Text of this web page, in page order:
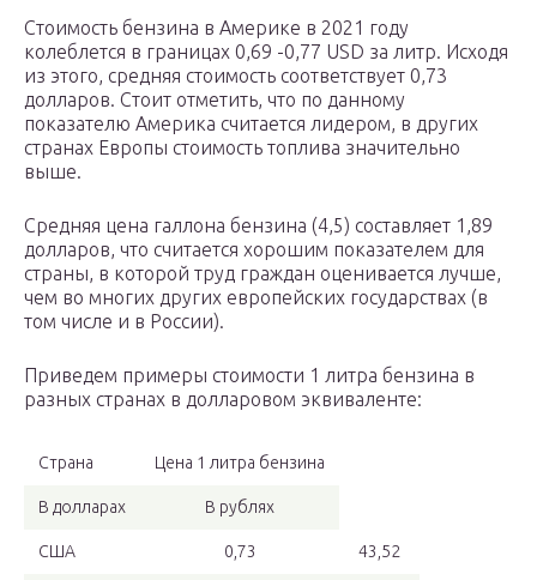
Стоимость бензина в Америке в 2021 году
колеблется в границах 0,69 -0,77 USD за литр. Исходя
из этого, средняя стоимость соответствует 0,73
долларов. Стоит отметить, что по данному
показателю Америка считается лидером, в других
странах Европы стоимость топлива значительно
выше.
Средняя цена галлона бензина (4,5) составляет 1,89
долларов, что считается хорошим показателем для
страны, в которой труд граждан оценивается лучше,
чем во многих других европейских государствах (в
том числе и в России).
Приведем примеры стоимости 1 литра бензина в
разных странах в долларовом эквиваленте:
Страна Цена 1 литра бензина
В долларах В рублях
США 0,73 43,52